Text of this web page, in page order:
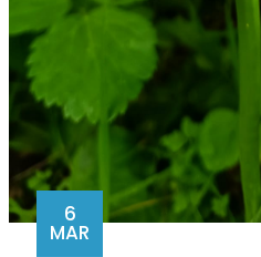
6
MAR